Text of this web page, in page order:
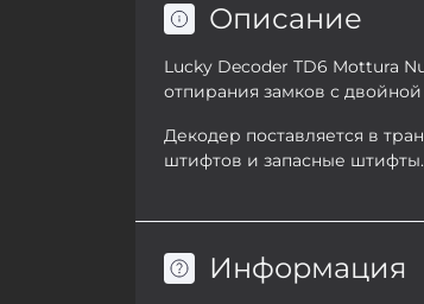
Описание
Lucky Decoder TD6 Mottura
отпирания замков с
Декодер поставляется в
штифтов и запасные штифты.
Информация